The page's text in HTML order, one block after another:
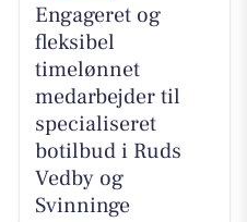
Engageret og
fleksibel
timelønnet
medarbejder til
specialiseret
botilbud i Ruds
Vedby og
Svinninge